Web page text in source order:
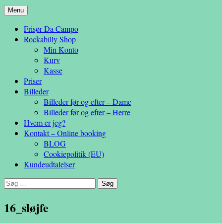
Da Campo
– en anderledes frisøroplevelse
Menu Hop
indhold
Frisør Da Campo
Rockabilly Shop
Min Konto
Kurv
Kasse
Priser
Billeder
Billeder før og efter – Dame
Billeder før og efter – Herre
Hvem er jeg?
Kontakt – Online booking
BLOG
Cookiepolitik (EU)
Kundeudtalelser
Søg
16_sløjfe